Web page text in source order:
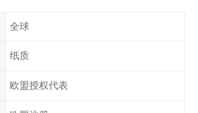
全球
纸质
欧盟授权代表